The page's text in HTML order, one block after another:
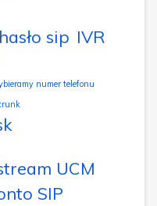
hasło sip IVR
numer telefonu
UCM
SIP